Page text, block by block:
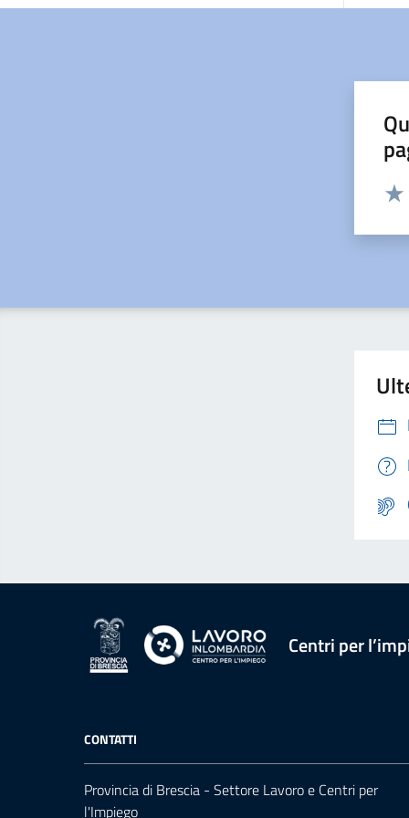
Centri per
CONTATTI
Provincia di Brescia - Settore Lavoro e Centri per
l'Impiego